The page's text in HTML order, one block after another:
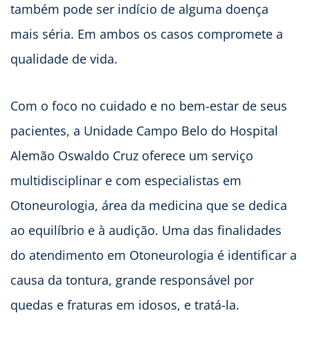
também pode ser indício de alguma doença
mais séria. Em ambos os casos compromete a
qualidade de vida.
Com o foco no cuidado e no bem-estar de seus
pacientes, a Unidade Campo Belo do Hospital
Alemão Oswaldo Cruz oferece um serviço
multidisciplinar e com especialistas em
Otoneurologia, área da medicina que se dedica
ao equilíbrio e à audição. Uma das finalidades
do atendimento em Otoneurologia é identificar a
causa da tontura, grande responsável por
quedas e fraturas em idosos, e tratá-la.